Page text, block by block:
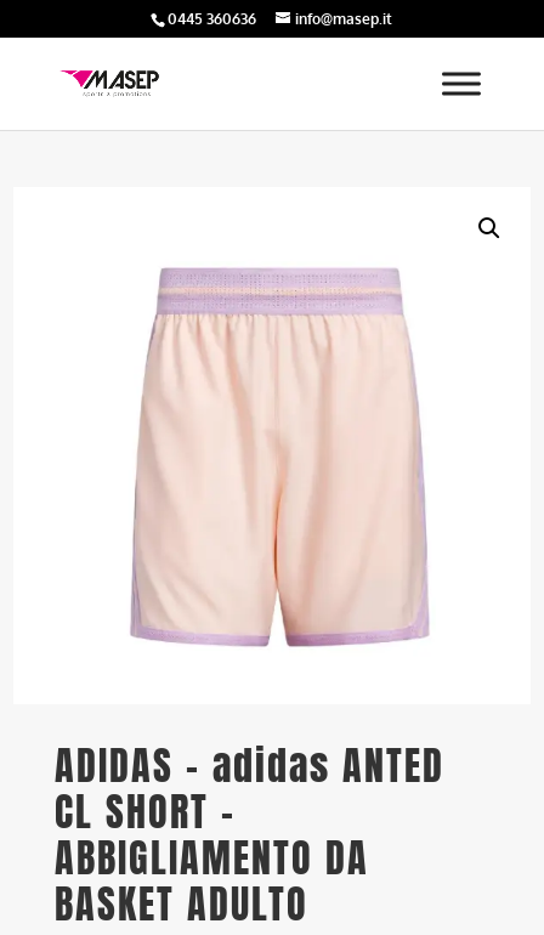
0445 360636 info@masep.it
ADIDAS – adidas ANTED
CL SHORT –
ABBIGLIAMENTO DA
BASKET ADULTO